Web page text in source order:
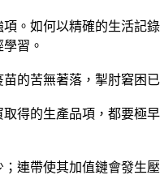
。如何以精確的生活
習。
的苦無著落，掣肘窘困
得的生產品項，都要
連帶使其加值鏈會發